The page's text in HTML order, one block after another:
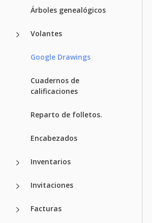
Árboles genealógicos
Volantes
Google Drawings
Cuadernos de
calificaciones
Reparto de folletos.
Encabezados
Inventarios
Invitaciones
Facturas